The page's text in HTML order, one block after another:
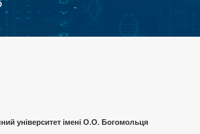
університет імені О.О. Богомольця